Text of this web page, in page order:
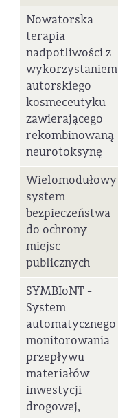
Nowatorska
terapia
nadpotliwości z
wykorzystaniem
autorskiego
kosmeceutyku
zawierającego
rekombinowaną
neurotoksynę
Wielomodułowy
system
bezpieczeństwa
do ochrony
miejsc
publicznych
SYMBIoNT -
System
automatycznego
monitorowania
przepływu
materiałów
inwestycji
drogowej,